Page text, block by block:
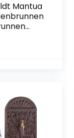
Mantua
W / 17,5 x